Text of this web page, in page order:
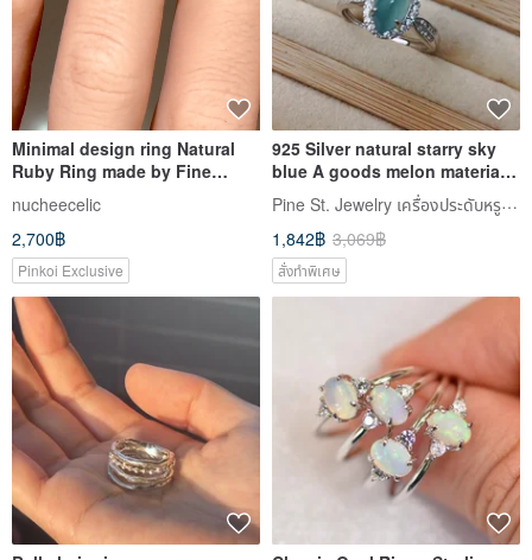
Minimal design ring Natural
Ruby Ring made by Fine
jewelry in Thailand, Silver r
nucheecelic
2,700฿
Pinkoi Exclusive
925 Silver natural starry sky
blue A goods melon material
jadeite ring
1,842฿ 3,069฿
สั่งทำพิเศษ
Ball chain ring
Classic Opal Ring - Sterling
Silver - Stone- Opal